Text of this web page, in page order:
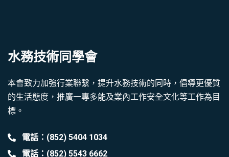
水務技術同學會
本會致力加強行業聯繫，提升水務技術的同時，倡導更優質
的生活態度，推廣一專多能及業內工作安全文化等工作為目
標。
電話：(852) 5404 1034
電話：(852) 5543 6662